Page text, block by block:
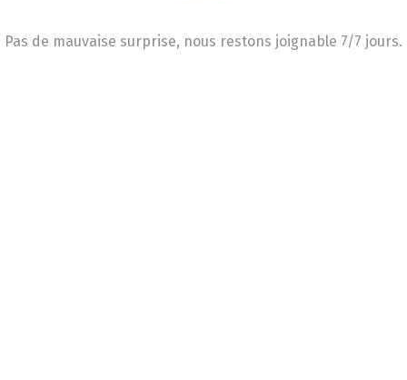
Pas de mauvaise surprise, nous restons joignable 7/7 jours.